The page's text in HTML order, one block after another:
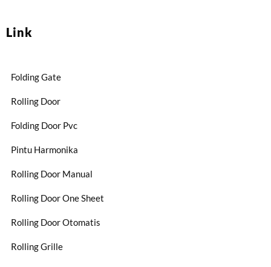
Link
Folding Gate
Rolling Door
Folding Door Pvc
Pintu Harmonika
Rolling Door Manual
Rolling Door One Sheet
Rolling Door Otomatis
Rolling Grille